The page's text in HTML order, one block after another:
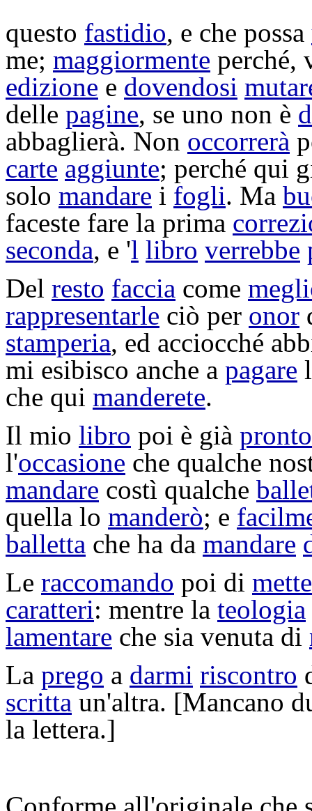
questo fastidio, e che possa
me; maggiormente perché,
edizione e dovendosi
delle pagine, se uno non è
abbaglierà. Non occorrerà
carte aggiunte; perché qui
solo mandare i fogli. Ma
faceste fare la prima
seconda, e 'l libro verrebbe
Del resto faccia come
rappresentarle ciò per onor
stamperia, ed acciocché
mi esibisco anche a pagare
che qui manderete.
Il mio libro poi è già pronto
l'occasione che qualche
mandare costì qualche
quella lo manderò; e
balletta che ha da mandare
Le raccomando poi di
caratteri: mentre la teologia
lamentare che sia venuta di
La prego a darmi riscontro
scritta un'altra. [Mancano
la lettera.]